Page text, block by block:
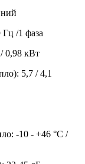
/1 фаза
0,98 кВт
: 5,7 / 4,1
: -10 - +46 °С /